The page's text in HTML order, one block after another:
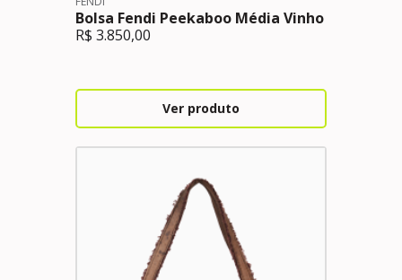
Bolsa Fendi Peekaboo Média Vinho
R$ 3.850,00
Ver produto